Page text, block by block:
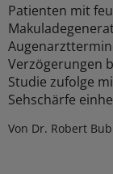
Patienten mit
Verzögerungen
Studie zufolge
Sehschärfe
Von Dr. Robert